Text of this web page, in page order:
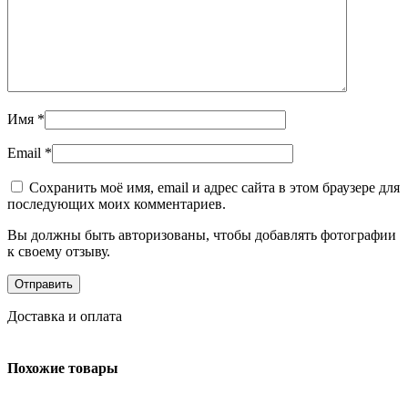
Имя *
Email *
Сохранить моё имя, email и адрес сайта в этом браузере для
последующих моих комментариев.
Вы должны быть авторизованы, чтобы добавлять фотографии
к своему отзыву.
Доставка и оплата
Похожие товары